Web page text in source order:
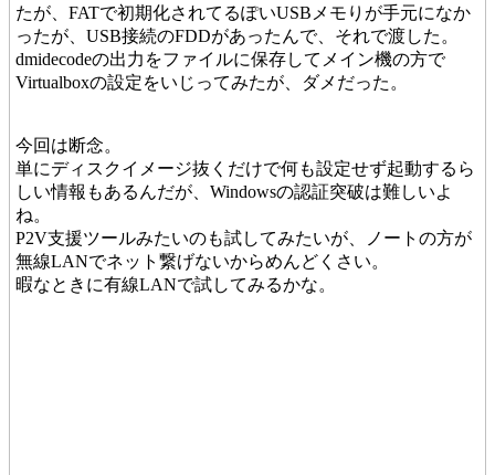
たが、FATで初期化されてるぽいUSBメモりが手元になか
ったが、USB接続のFDDがあったんで、それで渡した。
dmidecodeの出力をファイルに保存してメイン機の方で
Virtualboxの設定をいじってみたが、ダメだった。
今回は断念。
単にディスクイメージ抜くだけで何も設定せず起動するら
しい情報もあるんだが、Windowsの認証突破は難しいよ
ね。
P2V支援ツールみたいのも試してみたいが、ノートの方が
無線LANでネット繋げないからめんどくさい。
暇なときに有線LANで試してみるかな。